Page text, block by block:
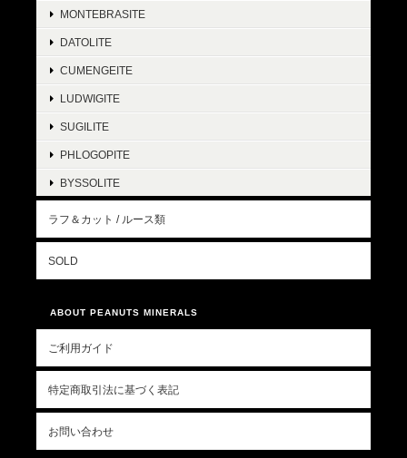
MONTEBRASITE
DATOLITE
CUMENGEITE
LUDWIGITE
SUGILITE
PHLOGOPITE
BYSSOLITE
ラフ＆カット / ルース類
SOLD
ABOUT PEANUTS MINERALS
ご利用ガイド
特定商取引法に基づく表記
お問い合わせ